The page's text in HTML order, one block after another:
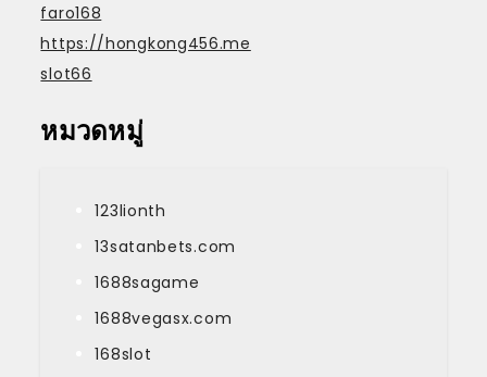
faro168
https://hongkong456.me
slot66
หมวดหมู่
123lionth
13satanbets.com
1688sagame
1688vegasx.com
168slot